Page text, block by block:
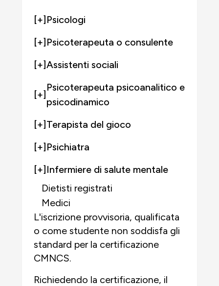
[+]Psicologi
[+]Psicoterapeuta o consulente
[+]Assistenti sociali
[+]
Psicoterapeuta psicoanalitico e
psicodinamico
[+]Terapista del gioco
[+]Psichiatra
[+]Infermiere di salute mentale
Dietisti registrati
Medici
L'iscrizione provvisoria, qualificata
o come studente non soddisfa gli
standard per la certificazione
CMNCS.
Richiedendo la certificazione, il